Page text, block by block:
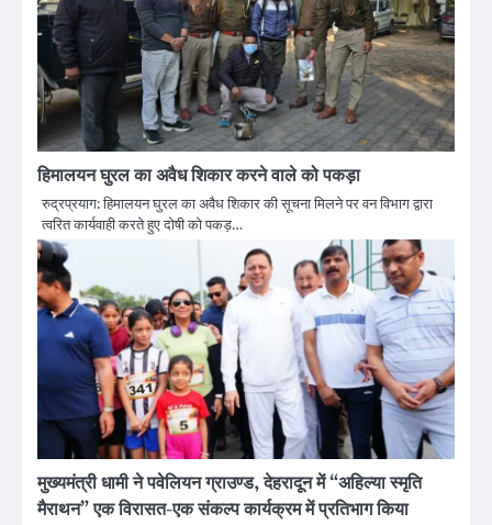
हिमालयन घुरल का अवैध शिकार करने वाले को पकड़ा
रुद्रप्रयाग: हिमालयन घुरल का अवैध शिकार की सूचना मिलने पर वन विभाग द्वारा
त्वरित कार्यवाही करते हुए दोषी को पकड़…
मुख्यमंत्री धामी ने पवेलियन ग्राउण्ड, देहरादून में “अहिल्या स्मृति
मैराथन” एक विरासत-एक संकल्प कार्यक्रम में प्रतिभाग किया